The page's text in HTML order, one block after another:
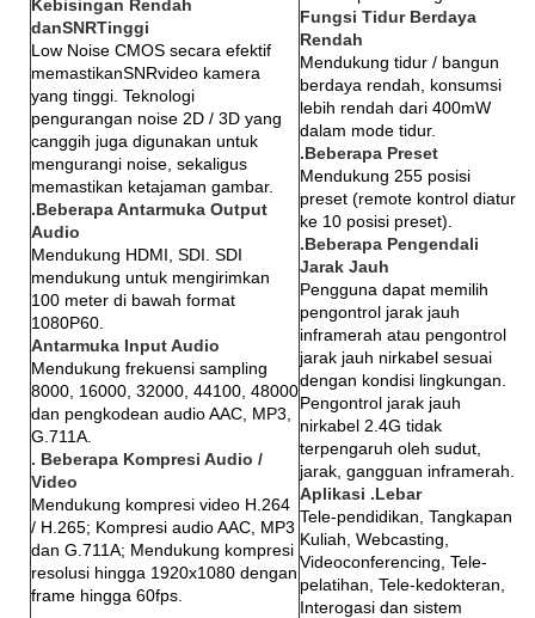
Kebisingan Rendah
danSNRTinggi
Low Noise CMOS secara efektif
memastikanSNRvideo kamera
yang tinggi. Teknologi
pengurangan noise 2D / 3D yang
canggih juga digunakan untuk
mengurangi noise, sekaligus
memastikan ketajaman gambar.
.Beberapa Antarmuka Output
Audio
Mendukung HDMI, SDI. SDI
mendukung untuk mengirimkan
100 meter di bawah format
1080P60.
Antarmuka Input Audio
Mendukung frekuensi sampling
8000, 16000, 32000, 44100, 48000
dan pengkodean audio AAC, MP3,
G.711A.
. Beberapa Kompresi Audio /
Video
Mendukung kompresi video H.264
/ H.265; Kompresi audio AAC, MP3
dan G.711A; Mendukung kompresi
resolusi hingga 1920x1080 dengan
frame hingga 60fps.
Fungsi Tidur Berdaya
Rendah
Mendukung tidur / bangun
berdaya rendah, konsumsi
lebih rendah dari 400mW
dalam mode tidur.
.Beberapa Preset
Mendukung 255 posisi
preset (remote kontrol diatur
ke 10 posisi preset).
.Beberapa Pengendali
Jarak Jauh
Pengguna dapat memilih
pengontrol jarak jauh
inframerah atau pengontrol
jarak jauh nirkabel sesuai
dengan kondisi lingkungan.
Pengontrol jarak jauh
nirkabel 2.4G tidak
terpengaruh oleh sudut,
jarak, gangguan inframerah.
Aplikasi .Lebar
Tele-pendidikan, Tangkapan
Kuliah, Webcasting,
Videoconferencing, Tele-
pelatihan, Tele-kedokteran,
Interogasi dan sistem